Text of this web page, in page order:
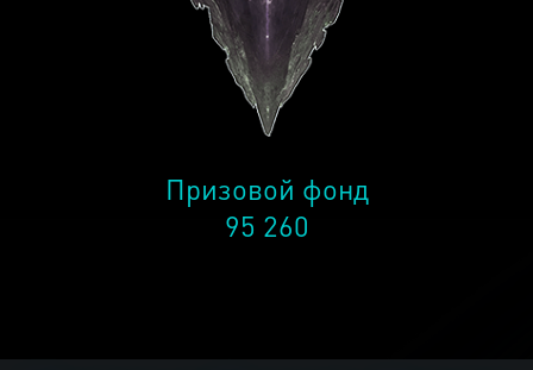
Призовой фонд
95 260